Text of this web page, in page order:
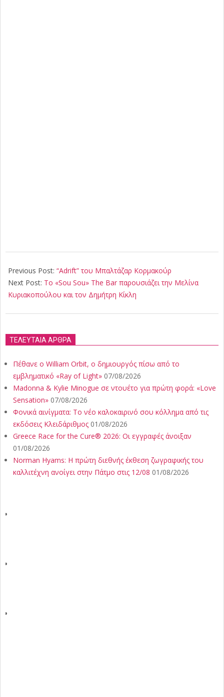
05-
31
Previous Post: “Adrift” του Μπαλτάζαρ Κορμακούρ
Next Post: Το «Sou Sou» The Bar παρουσιάζει την Μελίνα
Κυριακοπούλου και τον Δημήτρη Κίκλη
ΤΕΛΕΥΤΑΙΑ ΑΡΘΡΑ
Πέθανε ο William Orbit, ο δημιουργός πίσω από το
εμβληματικό «Ray of Light» 07/08/2026
Madonna & Kylie Minogue σε ντουέτο για πρώτη φορά: «Love
Sensation» 07/08/2026
Φονικά αινίγματα: Το νέο καλοκαιρινό σου κόλλημα από τις
εκδόσεις Κλειδάριθμος 01/08/2026
Greece Race for the Cure® 2026: Οι εγγραφές άνοιξαν
01/08/2026
Norman Hyams: Η πρώτη διεθνής έκθεση ζωγραφικής του
καλλιτέχνη ανοίγει στην Πάτμο στις 12/08 01/08/2026